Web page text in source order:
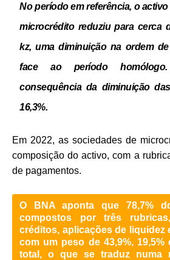
No período em referência, o
microcrédito reduziu para cerca
kz, uma diminuição na ordem
face ao período
consequência da diminuição
16,3%.
Em 2022, as sociedades de
composição do activo, com a
de pagamentos.
O BNA aponta que 78,7%
compostos por três rubricas,
créditos, aplicações de liquidez
com um peso de 43,9%, 19,5%
total, o que se traduz numa